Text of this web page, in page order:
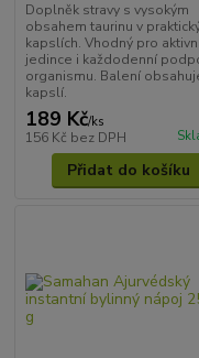
Doplněk stravy s vysokým
obsahem taurinu v
kapslích. Vhodný pro
jedince i každodenní
organismu. Balení
kapslí.
189 Kč/ks
156 Kč bez DPH
Přidat do košíku